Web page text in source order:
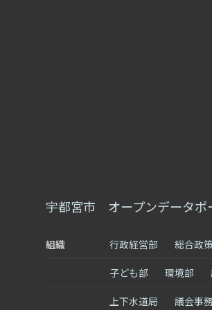
宇都宮市 オープンデータポ
組織 行政経営部 総合政
子ども部 環境部
上下水道局 議会事